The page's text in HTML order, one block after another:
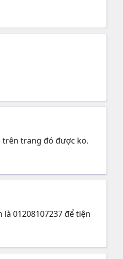
trên trang đó được ko.
01208107237 để tiện